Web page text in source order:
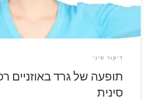
דיקור סיני
תופעה של גרד באוזניים
סינית